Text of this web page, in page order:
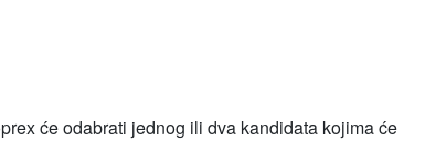
će odabrati jednog ili dva kandidata kojima će